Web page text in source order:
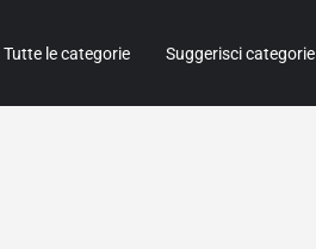
Tutte le categorie Suggerisci categorie